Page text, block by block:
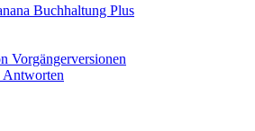
Buchhaltung Plus
Vorgängerversionen
Antworten